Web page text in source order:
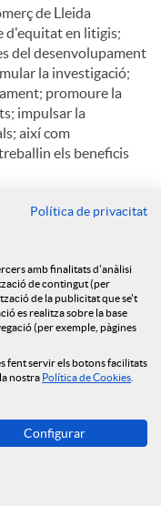
de Lleida
d'equitat en litigis;
del desenvolupament
la investigació;
promoure la
impulsar la
així com
els beneficis
la innovació i
i la creació
el seu model
Política de privacitat
amb finalitats d'anàlisi
de contingut (per
de la publicitat que se't
es realitza sobre la base
(per exemple, pàgines
fent servir els botons facilitats
nostra Política de Cookies
Configurar